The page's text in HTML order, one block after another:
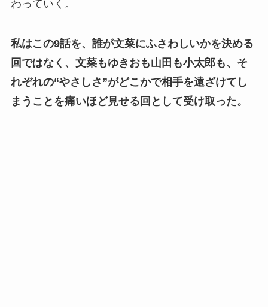
わっていく。
私はこの9話を、誰が文菜にふさわしいかを決める
回ではなく、文菜もゆきおも山田も小太郎も、そ
れぞれの“やさしさ”がどこかで相手を遠ざけてし
まうことを痛いほど見せる回として受け取った。